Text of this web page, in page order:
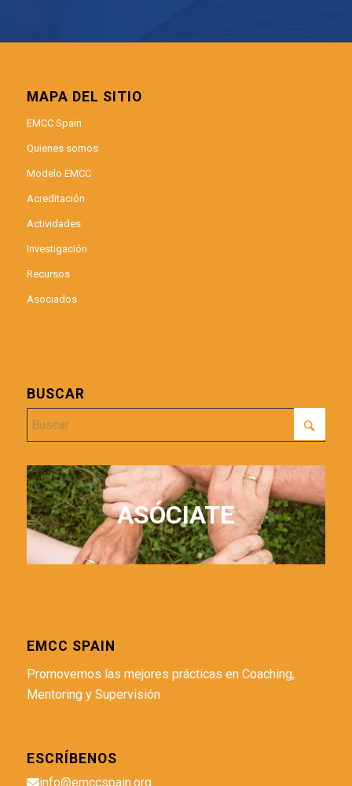
MAPA DEL SITIO
EMCC Spain
Quienes somos
Modelo EMCC
Acreditación
Actividades
Investigación
Recursos
Asociados
BUSCAR
ASÓCIATE
EMCC SPAIN
Promovemos las mejores prácticas en Coaching,
Mentoring y Supervisión
ESCRÍBENOS
info@emccspain.org